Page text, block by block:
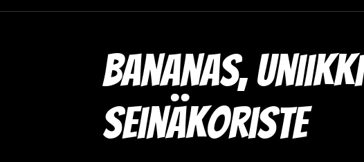
Bananas, uniikki
seinäkoriste